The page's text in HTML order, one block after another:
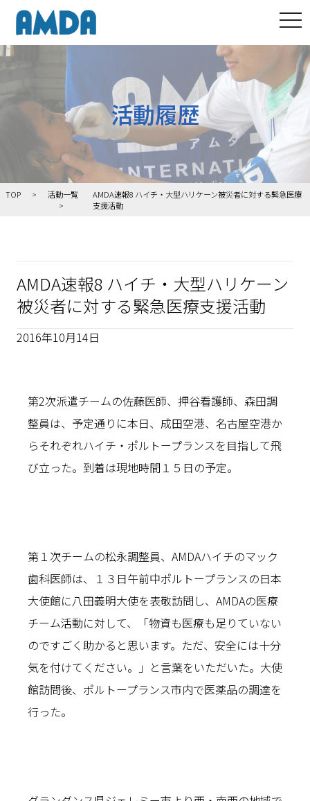
活動履歴
TOP 活動一覧
AMDA速報8 ハイチ・大型ハリケーン被災者に対する緊急医療
支援活動
AMDA速報8 ハイチ・大型ハリケーン
被災者に対する緊急医療支援活動
2016年10月14日
第2次派遣チームの佐藤医師、押谷看護師、森田調
整員は、予定通りに本日、成田空港、名古屋空港か
らそれぞれハイチ・ポルトープランスを目指して飛
び立った。到着は現地時間１５日の予定。
第１次チームの松永調整員、AMDAハイチのマック
歯科医師は、１３日午前中ポルトープランスの日本
大使館に八田義明大使を表敬訪問し、AMDAの医療
チーム活動に対して、「物資も医療も足りていない
のですごく助かると思います。ただ、安全には十分
気を付けてください。」と言葉をいただいた。大使
館訪問後、ポルトープランス市内で医薬品の調達を
行った。